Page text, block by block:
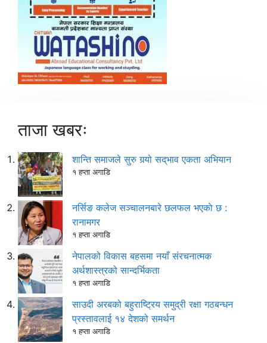
ताजा खबरः
शान्ति समाजले सुरु गर्‍यो सद्‌भाव एकता अभियान
१ हप्ता अगाडि
नर्सिङ कलेज सञ्चालनबारे छलफल भएकाे छ :
रानामगर
१ हप्ता अगाडि
नेपालको विकास बहसमा नयाँ संरचनात्मक
अर्थशास्त्रको सान्दर्भिकता
१ हप्ता अगाडि
साउदी अरबको बहुराष्ट्रिय समुद्री रक्षा गठबन्धन
प्रस्तावलाई १४ देशको समर्थन
१ हप्ता अगाडि